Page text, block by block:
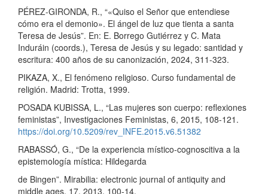
PÉREZ-GIRONDA, R., “«Quiso el Señor que entendiese
cómo era el demonio». El ángel de luz que tienta a santa
Teresa de Jesús”. En: E. Borrego Gutiérrez y C. Mata
Induráin (coords.), Teresa de Jesús y su legado: santidad y
escritura: 400 años de su canonización, 2024, 311-323.
PIKAZA, X., El fenómeno religioso. Curso fundamental de
religión. Madrid: Trotta, 1999.
POSADA KUBISSA, L., “Las mujeres son cuerpo: reflexiones
feministas”, Investigaciones Feministas, 6, 2015, 108-121.
https://doi.org/10.5209/rev_INFE.2015.v6.51382
RABASSÓ, G., “De la experiencia místico-cognoscitiva a la
epistemología mística: Hildegarda
de Bingen”. Mirabilia: electronic journal of antiquity and
middle ages, 17, 2013, 100-14.